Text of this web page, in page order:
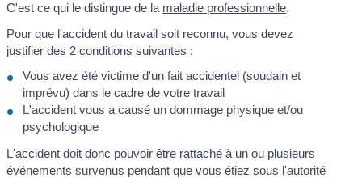
C'est ce qui le distingue de la maladie professionnelle.
Pour que l'accident du travail soit reconnu, vous devez
justifier des 2 conditions suivantes :
Vous avez été victime d'un fait accidentel (soudain et
imprévu) dans le cadre de votre travail
L'accident vous a causé un dommage physique et/ou
psychologique
L'accident doit donc pouvoir être rattaché à un ou plusieurs
événements survenus pendant que vous étiez sous l'autorité